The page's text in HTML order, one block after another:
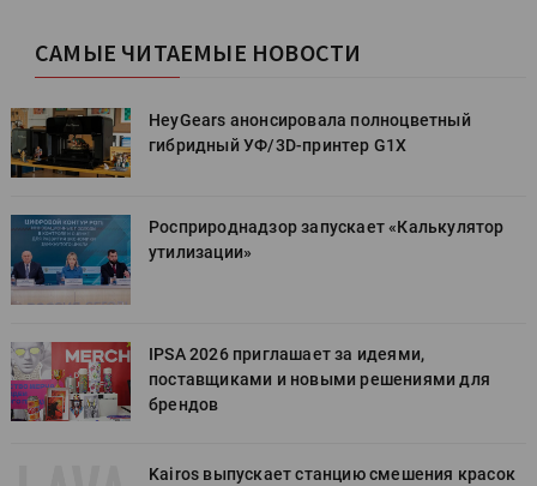
САМЫЕ ЧИТАЕМЫЕ НОВОСТИ
HeyGears анонсировала полноцветный
гибридный УФ/3D-принтер G1X
Росприроднадзор запускает «Калькулятор
утилизации»
IPSA 2026 приглашает за идеями,
поставщиками и новыми решениями для
брендов
Kairos выпускает станцию смешения красок